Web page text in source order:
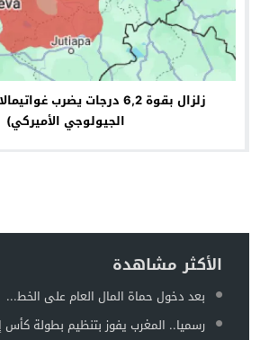
زلزال بقوة 6,2 درجات يضرب
الجيولوجي الأميركي)
الأكثر مشاهدة
بعد دخول حماة المال العام على الخط...
رسميا.. المغرب يفوز بتنظيم بطولة كأس